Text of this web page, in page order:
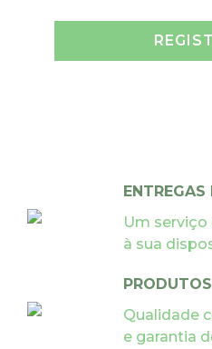
ENTREGAS
Um
à sua
Qualidade
e garantia